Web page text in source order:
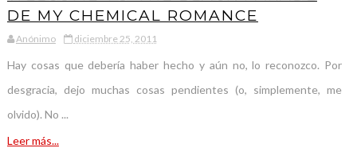
DE MY CHEMICAL ROMANCE
Anónimo diciembre 25, 2011
Hay cosas que debería haber hecho y aún no, lo reconozco. Por
desgracia, dejo muchas cosas pendientes (o, simplemente, me
olvido). No ...
Leer más...